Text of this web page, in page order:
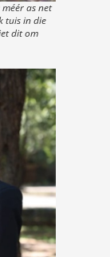
as net
tuis in die
dit om